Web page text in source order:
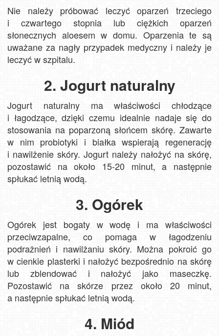
Nie należy próbować leczyć oparzeń trzeciego
i czwartego stopnia lub ciężkich oparzeń
słonecznych aloesem w domu. Oparzenia te są
uważane za nagły przypadek medyczny i należy je
leczyć w szpitalu.
2. Jogurt naturalny
Jogurt naturalny ma właściwości chłodzące
i łagodzące, dzięki czemu idealnie nadaje się do
stosowania na poparzoną słońcem skórę. Zawarte
w nim probiotyki i białka wspierają regenerację
i nawilżenie skóry. Jogurt należy nałożyć na skórę,
pozostawić na około 15-20 minut, a następnie
spłukać letnią wodą.
3. Ogórek
Ogórek jest bogaty w wodę i ma właściwości
przeciwzapalne, co pomaga w łagodzeniu
podrażnień i nawilżaniu skóry. Można pokroić go
w cienkie plasterki i nałożyć bezpośrednio na skórę
lub zblendować i nałożyć jako maseczkę.
Pozostawić na skórze przez około 20 minut,
a następnie spłukać letnią wodą.
4. Miód